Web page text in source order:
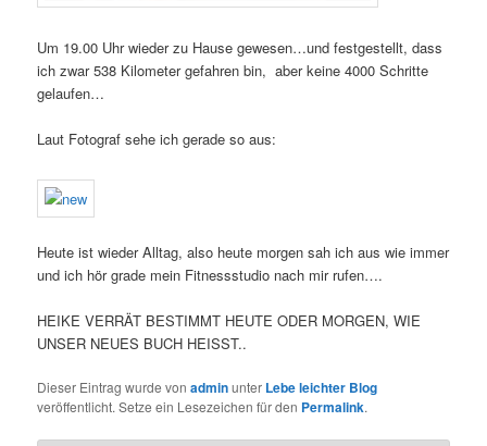
Um 19.00 Uhr wieder zu Hause gewesen…und festgestellt, dass
ich zwar 538 Kilometer gefahren bin, aber keine 4000 Schritte
gelaufen…
Laut Fotograf sehe ich gerade so aus:
Heute ist wieder Alltag, also heute morgen sah ich aus wie immer
und ich hör grade mein Fitnessstudio nach mir rufen….
HEIKE VERRÄT BESTIMMT HEUTE ODER MORGEN, WIE
UNSER NEUES BUCH HEISST..
Dieser Eintrag wurde vonadminunter Lebe leichter Blog
veröffentlicht. Setze ein Lesezeichen für den Permalink.